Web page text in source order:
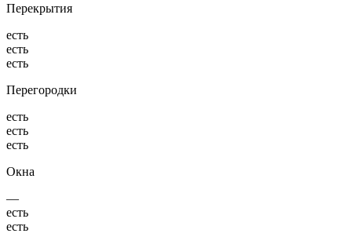
Перекрытия
есть
есть
есть
Перегородки
есть
есть
есть
Окна
—
есть
есть